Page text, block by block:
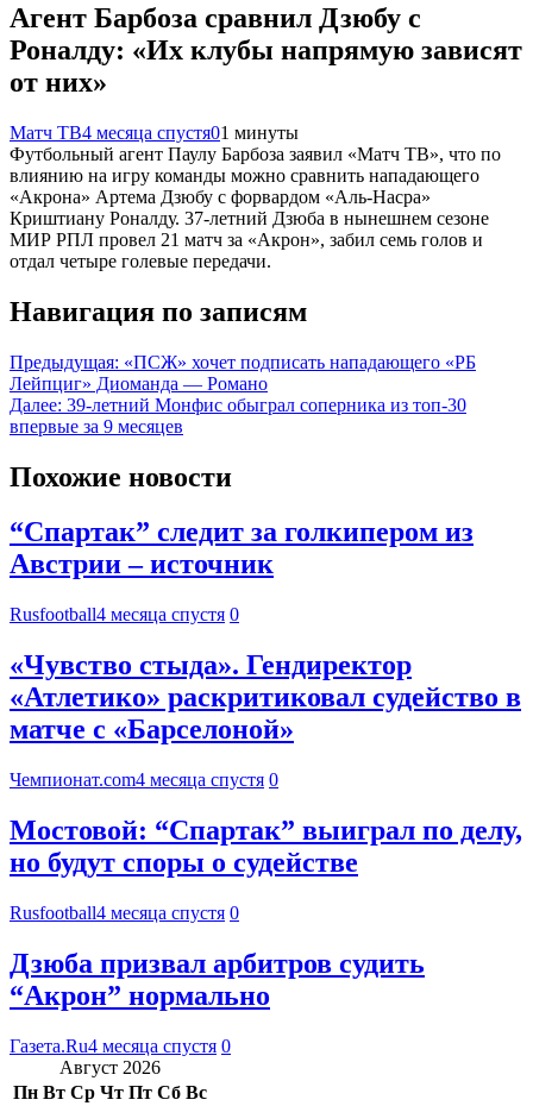
Агент Барбоза сравнил Дзюбу с
Роналду: «Их клубы напрямую зависят
от них»
Матч ТВ4 месяца спустя01 минуты
Футбольный агент Паулу Барбоза заявил «Матч ТВ», что по
влиянию на игру команды можно сравнить нападающего
«Акрона» Артема Дзюбу с форвардом «Аль‑Насра»
Криштиану Роналду. 37‑летний Дзюба в нынешнем сезоне
МИР РПЛ провел 21 матч за «Акрон», забил семь голов и
отдал четыре голевые передачи.
Навигация по записям
Предыдущая: «ПСЖ» хочет подписать нападающего «РБ
Лейпциг» Диоманда — Романо
Далее: 39-летний Монфис обыграл соперника из топ-30
впервые за 9 месяцев
Похожие новости
“Спартак” следит за голкипером из
Австрии – источник
Rusfootball4 месяца спустя 0
«Чувство стыда». Гендиректор
«Атлетико» раскритиковал судейство в
матче с «Барселоной»
Чемпионат.com4 месяца спустя 0
Мостовой: “Спартак” выиграл по делу,
но будут споры о судействе
Rusfootball4 месяца спустя 0
Дзюба призвал арбитров судить
“Акрон” нормально
Газета.Ru4 месяца спустя 0
Август 2026
Пн Вт Ср Чт Пт Сб Вс